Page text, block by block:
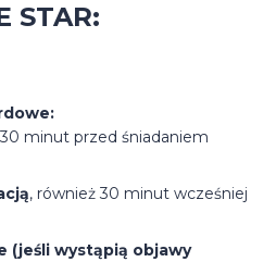
STAR:
minut przed śniadaniem
, również 30 minut wcześniej
(jeśli wystąpią objawy